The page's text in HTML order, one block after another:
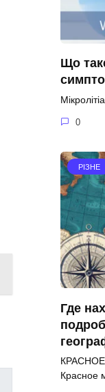
Що
0
РІЗНЕ
Где
Красное